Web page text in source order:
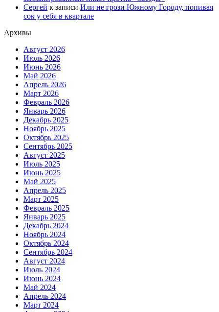
Сергей к записи Или не грози Южному Городу, попивая
сок у себя в квартале
Архивы
Август 2026
Июль 2026
Июнь 2026
Май 2026
Апрель 2026
Март 2026
Февраль 2026
Январь 2026
Декабрь 2025
Ноябрь 2025
Октябрь 2025
Сентябрь 2025
Август 2025
Июль 2025
Июнь 2025
Май 2025
Апрель 2025
Март 2025
Февраль 2025
Январь 2025
Декабрь 2024
Ноябрь 2024
Октябрь 2024
Сентябрь 2024
Август 2024
Июль 2024
Июнь 2024
Май 2024
Апрель 2024
Март 2024